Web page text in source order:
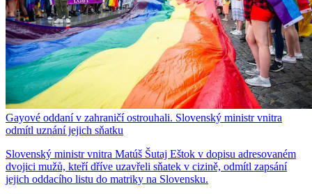
Gayové oddaní v zahraničí ostrouhali. Slovenský ministr vnitra
odmítl uznání jejich sňatku
Slovenský ministr vnitra Matúš Šutaj Eštok v dopisu adresovaném
dvojici mužů, kteří dříve uzavřeli sňatek v cizině, odmítl zapsání
jejich oddacího listu do matriky na Slovensku.